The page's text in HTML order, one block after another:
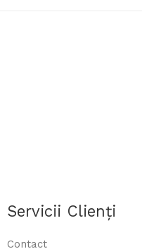
Servicii Clienţi
Contact